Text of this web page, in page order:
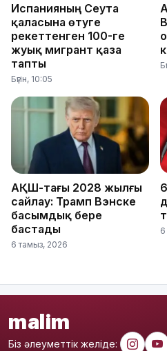
Испанияның Сеута
қаласына өтуге
әрекеттенген 100-ге
жуық мигрант қаза
тапты
Бүгін, 10:05
АҚШ-тағы 2028 жылғы
сайлау: Трамп Вэнске
басымдық бере
бастады
6 тамыз, 2026
malim
Біз әлеуметтік желіде: